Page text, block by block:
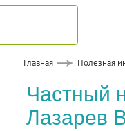
Главная Полезная
Частный
Лазарев